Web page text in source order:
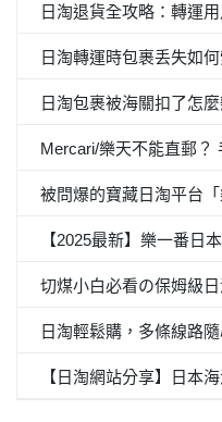
日淘退貨全攻略：轉運
日淘轉運時包裹丢失如
日淘包裹被海關扣了怎
Mercari/樂天不能直郵？
被問爆的寶藏日淘平台
【2025最新】樂一番日
切煤小白必看の保姆級
日淘輕鬆購，多條線路
【日淘網站分享】日本